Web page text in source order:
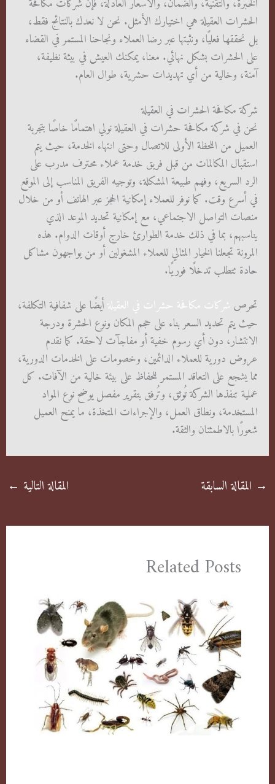
الخبرة، والتقنية، والضمان، والأسعار العادلة، فإن شركات مكافحة
الحشرات العقيلة هي اختيارك الأمثل. نحن لا نعدك بالنتائج فقط،
بل نحققها فعليًا، ونثبتها عبر رضا العملاء ونجاحنا المستمر في القضاء
على الحشرات بشكل نهائي. معنا، يمكنك العيش في بيئة نظيفة،
آمنة، وخالية من أي تهديدات حشرية، طوال العام.
شركة مكافحة الحشرات في العقيلة
نحن في شركة مكافحة حشرات في العقيلة نولي اهتمامًا خاصًا بتجربة
العميل من اللحظة الأولى للاتصال وحتى انتهاء الخدمة، حيث يتم
استقبال المكالمات من قبل فريق خدمة عملاء محترف مدرب على
الرد السريع، وفهم طبيعة المشكلة، وتوجيه الفريق المناسب إلى الموقع
في أسرع وقت. كما نوفر للعملاء إمكانية الحجز عبر الهاتف أو من خلال
منصات التواصل الاجتماعي، مع إمكانية تحديد الموعد الذي
يناسبهم، بما في ذلك خدمة الطوارئ خارج أوقات الدوام. هذه
المرونة تجعلنا الخيار المثالي للعملاء المشغولين أو من يواجهون مشاكل
حادة تتطلب تدخلًا فوريًا.
تحرص شركات مكافحة حشرات في العقيلةأيضًا على شفافية التكلفة،
حيث يتم تحديد السعر بناء على حجم المكان ونوع الحشرة ودرجة
الانتشار، دون أي رسوم خفية أو مفاجآت لاحقة. كما نقدم
عروض دورية للعملاء الدائمين، وخصومات على الخدمات الدورية،
مما يشجع على التعاقد المستمر للحفاظ على بيئة خالية من الآفات. كل
عملية تنفذها الشركة تُوثق، وتُرفق بتقرير مفصل يوضح نوع المواد
المستخدمة، ونطاق العمل، والإجراءات المتخذة، ما يمنح العميل
شعورًا بالاطمئنان والثقة.
→ المقالة السابقة المقالة التالية ←
Related Posts